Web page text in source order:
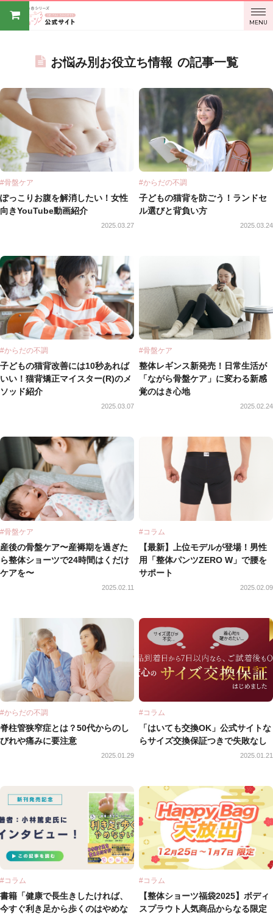
BODY
ンストア
MENU
お悩み別お役立ち情報 の記事一覧
#骨盤ケア
ぽっこりお腹を解消したい！女性
向きYouTube動画紹介
2025.03.27
#からだの不調
子どもの猫背を防ごう！ランドセ
ル選びと背負い方
2025.03.24
#からだの不調
子どもの猫背改善には10秒あれば
いい！猫背矯正マイスター(R)のメ
ソッド紹介
2025.03.07
#骨盤ケア
整体レギンス新発売！日常生活が
「ながら骨盤ケア」に変わる新感
覚のはき心地
2025.02.24
#骨盤ケア
産後の骨盤ケア〜産褥期を過ぎた
ら整体ショーツで24時間はくだけ
ケアを〜
2025.02.11
#コラム
【最新】上位モデルが登場！男性
用「整体パンツZERO W」で腰を
サポート
2025.02.09
#からだの不調
脊柱管狭窄症とは？50代からのし
びれや痛みに要注意
2025.01.29
#コラム
「はいても交換OK」公式サイトな
らサイズ交換保証つきで失敗なし
2025.01.21
#コラム
書籍「健康で長生きしたければ、
今すぐ利き足から歩くのはやめな
#コラム
【整体ショーツ福袋2025】ボディ
スプラウト人気商品からなる限定